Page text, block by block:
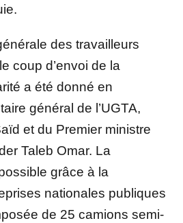
des travailleurs
coup d’envoi de la
a été donné en
général de l’UGTA,
et du Premier ministre
Taleb Omar. La
grâce à la
nationales publiques
de 25 camions semi-